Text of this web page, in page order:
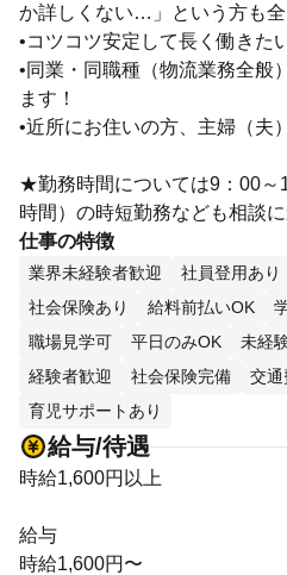
か詳しくない…」という方も全
•コツコツ安定して長く働きた
•同業・同職種（物流業務全般
ます！
•近所にお住いの方、主婦（夫
★勤務時間については9：00～
時間）の時短勤務なども相談に
仕事の特徴
業界未経験者歓迎 社員登用あり
社会保険あり
給料前払いOK
職場見学可
平日のみOK 未経
経験者歓迎
社会保険完備 交通
育児サポートあり
給与/待遇
時給1,600円以上
給与
時給1,600円〜